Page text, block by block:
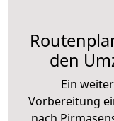
den
Ein
Vorbereitung